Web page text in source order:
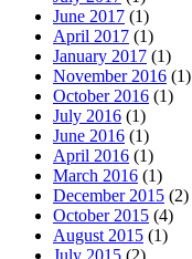
June 2017 (1)
April 2017 (1)
January 2017 (1)
November 2016 (1)
October 2016 (1)
July 2016 (1)
June 2016 (1)
April 2016 (1)
March 2016 (1)
December 2015 (2)
October 2015 (4)
August 2015 (1)